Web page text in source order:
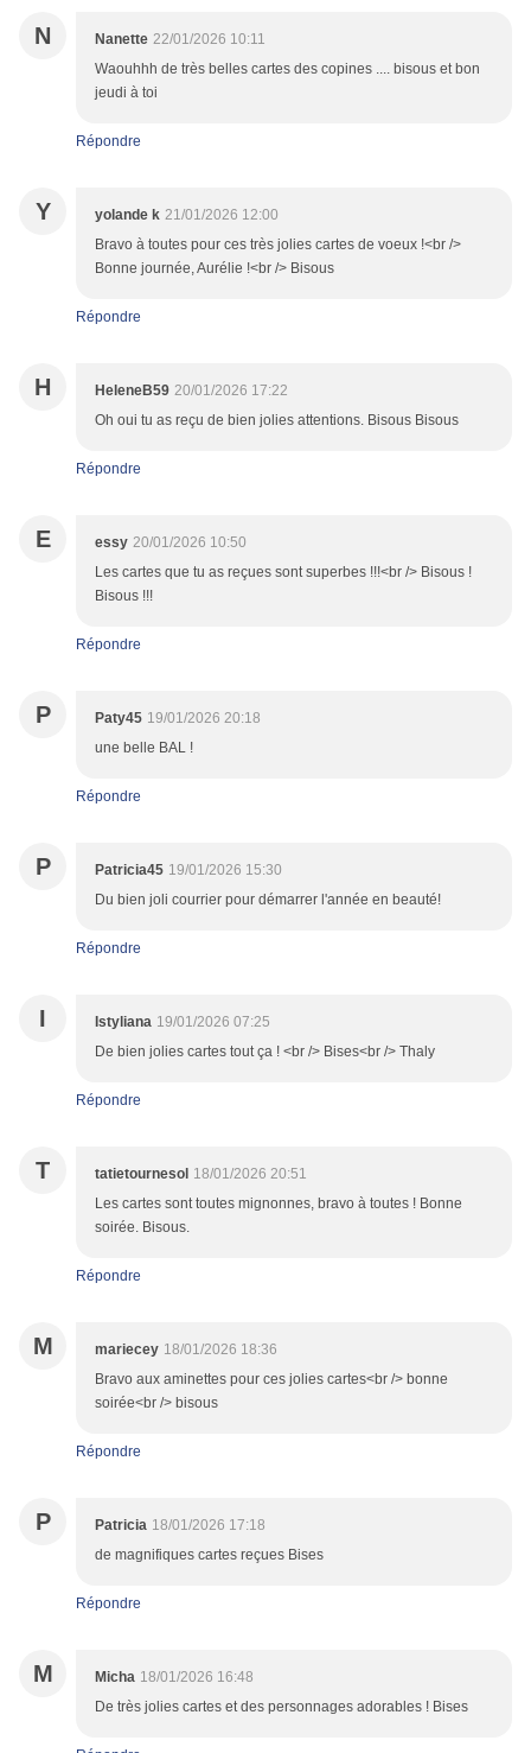
N Nanette 22/01/2026 10:11
Waouhhh de très belles cartes des copines .... bisous et bon
jeudi à toi
Répondre
Y yolande k 21/01/2026 12:00
Bravo à toutes pour ces très jolies cartes de voeux !<br />
Bonne journée, Aurélie !<br /> Bisous
Répondre
H HeleneB59 20/01/2026 17:22
Oh oui tu as reçu de bien jolies attentions. Bisous Bisous
Répondre
E essy 20/01/2026 10:50
Les cartes que tu as reçues sont superbes !!!<br /> Bisous !
Bisous !!!
Répondre
P Paty45 19/01/2026 20:18
une belle BAL !
Répondre
P Patricia45 19/01/2026 15:30
Du bien joli courrier pour démarrer l'année en beauté!
Répondre
I Istyliana 19/01/2026 07:25
De bien jolies cartes tout ça ! <br /> Bises<br /> Thaly
Répondre
T tatietournesol 18/01/2026 20:51
Les cartes sont toutes mignonnes, bravo à toutes ! Bonne
soirée. Bisous.
Répondre
M mariecey 18/01/2026 18:36
Bravo aux aminettes pour ces jolies cartes<br /> bonne
soirée<br /> bisous
Répondre
P Patricia 18/01/2026 17:18
de magnifiques cartes reçues Bises
Répondre
M Micha 18/01/2026 16:48
De très jolies cartes et des personnages adorables ! Bises